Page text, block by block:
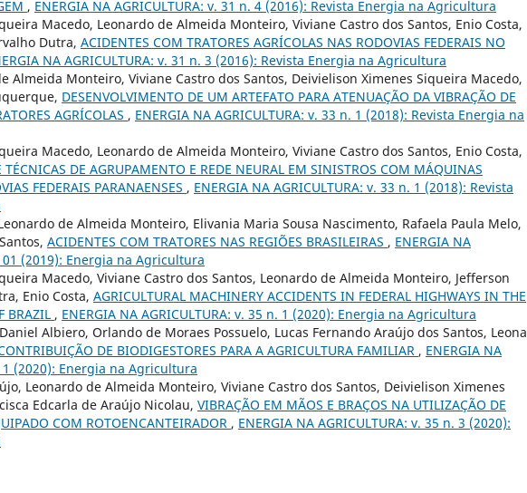
, ENERGIA NA AGRICULTURA: v. 31 n. 4 (2016): Revista Energia na Agricultura
Macedo, Leonardo de Almeida Monteiro, Viviane Castro dos Santos, Enio Costa,
Dutra, ACIDENTES COM TRATORES AGRÍCOLAS NAS RODOVIAS FEDERAIS NO
NA AGRICULTURA: v. 31 n. 3 (2016): Revista Energia na Agricultura
Almeida Monteiro, Viviane Castro dos Santos, Deivielison Ximenes Siqueira Macedo,
DESENVOLVIMENTO DE UM ARTEFATO PARA ATENUAÇÃO DA VIBRAÇÃO DE
AGRÍCOLAS , ENERGIA NA AGRICULTURA: v. 33 n. 1 (2018): Revista Energia na
Macedo, Leonardo de Almeida Monteiro, Viviane Castro dos Santos, Enio Costa,
TÉCNICAS DE AGRUPAMENTO E REDE NEURAL EM SINISTROS COM MÁQUINAS
FEDERAIS PARANAENSES , ENERGIA NA AGRICULTURA: v. 33 n. 1 (2018): Revista
de Almeida Monteiro, Elivania Maria Sousa Nascimento, Rafaela Paula Melo,
ACIDENTES COM TRATORES NAS REGIÕES BRASILEIRAS , ENERGIA NA
01 (2019): Energia na Agricultura
Macedo, Viviane Castro dos Santos, Leonardo de Almeida Monteiro, Jefferson
Enio Costa, AGRICULTURAL MACHINERY ACCIDENTS IN FEDERAL HIGHWAYS IN THE
BRAZIL , ENERGIA NA AGRICULTURA: v. 35 n. 1 (2020): Energia na Agricultura
Albiero, Orlando de Moraes Possuelo, Lucas Fernando Araújo dos Santos,
DE BIODIGESTORES PARA A AGRICULTURA FAMILIAR , ENERGIA NA
1 (2020): Energia na Agricultura
Leonardo de Almeida Monteiro, Viviane Castro dos Santos, Deivielison Ximenes
Edcarla de Araújo Nicolau, VIBRAÇÃO EM MÃOS E BRAÇOS NA UTILIZAÇÃO DE
COM ROTOENCANTEIRADOR , ENERGIA NA AGRICULTURA: v. 35 n. 3 (2020):